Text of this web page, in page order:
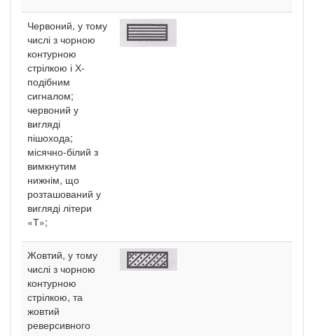
Червоний, у тому
числі з чорною
контурною
стрілкою і Х-
подібним
сигналом;
червоний у
вигляді
пішохода;
місячно-білий з
вимкнутим
нижнім, що
розташований у
вигляді літери
«Т»;
Жовтий, у тому
числі з чорною
контурною
стрілкою, та
жовтий
реверсивного